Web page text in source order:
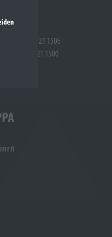
Varaosat: (02) 721 1506
Myynti : (02) 721 1500